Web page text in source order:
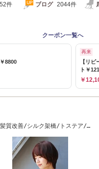
件 ブログ 2044件
クーポン一覧へ
8800
再来
【リ
ト￥
￥
髪質改善/シルク架橋/トステア/